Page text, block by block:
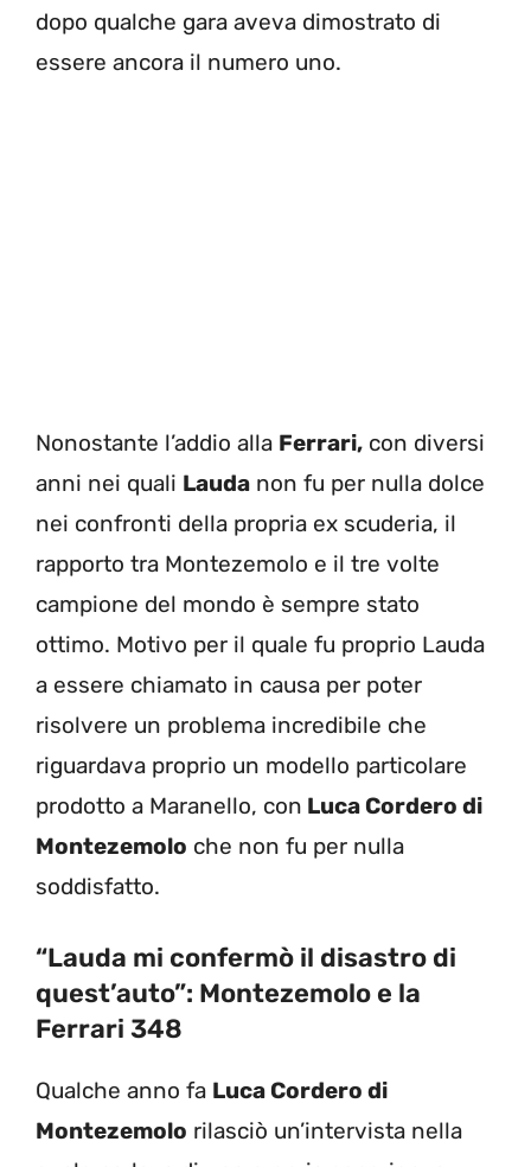
dopo qualche gara aveva dimostrato di
essere ancora il numero uno.
Nonostante l’addio alla Ferrari, con diversi
anni nei quali Lauda non fu per nulla dolce
nei confronti della propria ex scuderia, il
rapporto tra Montezemolo e il tre volte
campione del mondo è sempre stato
ottimo. Motivo per il quale fu proprio Lauda
a essere chiamato in causa per poter
risolvere un problema incredibile che
riguardava proprio un modello particolare
prodotto a Maranello, con Luca Cordero di
Montezemolo che non fu per nulla
soddisfatto.
“Lauda mi confermò il disastro di
quest’auto”: Montezemolo e la
Ferrari 348
Qualche anno fa Luca Cordero di
Montezemolo rilasciò un’intervista nella